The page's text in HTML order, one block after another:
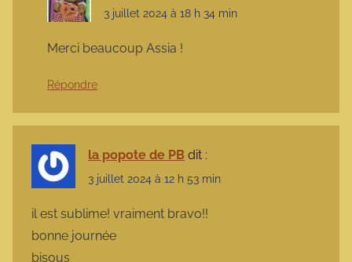
3 juillet 2024 à 18 h 34 min
Merci beaucoup Assia !
Répondre
la popote de PB dit :
3 juillet 2024 à 12 h 53 min
il est sublime! vraiment bravo!!
bonne journée
bisous